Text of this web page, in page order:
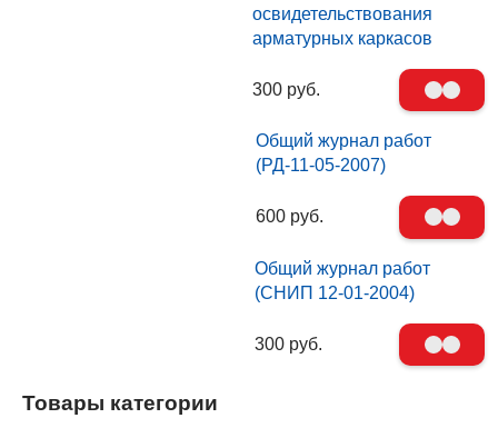
освидетельствования
арматурных каркасов
300 руб.
Общий журнал работ
(РД-11-05-2007)
600 руб.
Общий журнал работ
(СНИП 12-01-2004)
300 руб.
Товары категории